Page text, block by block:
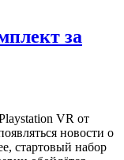
за
VR от
новости о
стартовый набор